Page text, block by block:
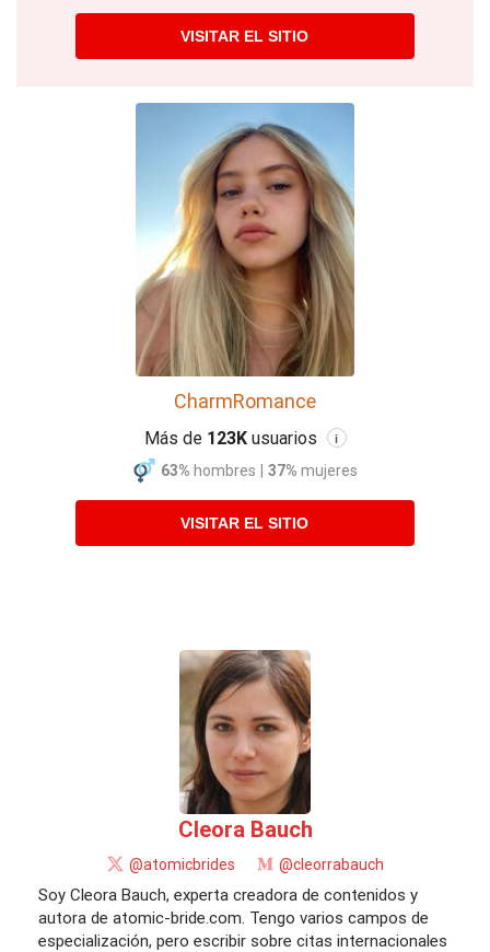
VISITAR EL SITIO
CharmRomance
Más de 123Kusuarios i
63% hombres 37% mujeres
VISITAR EL SITIO
Cleora Bauch
@atomicbrides @cleorrabauch
Soy Cleora Bauch, experta creadora de contenidos y
autora de atomic-bride.com. Tengo varios campos de
especialización, pero escribir sobre citas internacionales